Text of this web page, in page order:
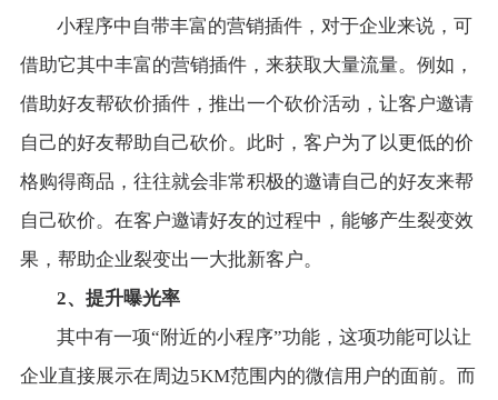
小程序中自带丰富的营销插件，对于企业来说，可
借助它其中丰富的营销插件，来获取大量流量。例如，
借助好友帮砍价插件，推出一个砍价活动，让客户邀请
自己的好友帮助自己砍价。此时，客户为了以更低的价
格购得商品，往往就会非常积极的邀请自己的好友来帮
自己砍价。在客户邀请好友的过程中，能够产生裂变效
果，帮助企业裂变出一大批新客户。
2、提升曝光率
其中有一项“附近的小程序”功能，这项功能可以让
企业直接展示在周边5KM范围内的微信用户的面前。而